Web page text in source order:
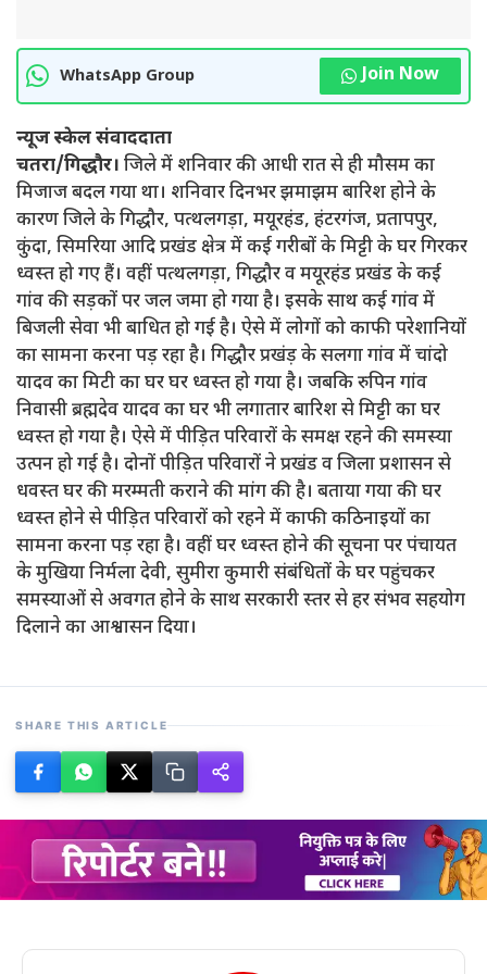
WhatsApp Group Join Now
न्यूज स्केल संवाददाता
चतरा/गिद्धौर। जिले में शनिवार की आधी रात से ही मौसम का
मिजाज बदल गया था। शनिवार दिनभर झमाझम बारिश होने के
कारण जिले के गिद्धौर, पत्थलगड़ा, मयूरहंड, हंटरगंज, प्रतापपुर,
कुंदा, सिमरिया आदि प्रखंड क्षेत्र में कई गरीबों के मिट्टी के घर गिरकर
ध्वस्त हो गए हैं। वहीं पत्थलगड़ा, गिद्धौर व मयूरहंड प्रखंड के कई
गांव की सड़कों पर जल जमा हो गया है। इसके साथ कई गांव में
बिजली सेवा भी बाधित हो गई है। ऐसे में लोगों को काफी परेशानियों
का सामना करना पड़ रहा है। गिद्धौर प्रखंड़ के सलगा गांव में चांदो
यादव का मिटी का घर घर ध्वस्त हो गया है। जबकि रुपिन गांव
निवासी ब्रह्मदेव यादव का घर भी लगातार बारिश से मिट्टी का घर
ध्वस्त हो गया है। ऐसे में पीड़ित परिवारों के समक्ष रहने की समस्या
उत्पन हो गई है। दोनों पीड़ित परिवारों ने प्रखंड व जिला प्रशासन से
धवस्त घर की मरम्मती कराने की मांग की है। बताया गया की घर
ध्वस्त होने से पीड़ित परिवारों को रहने में काफी कठिनाइयों का
सामना करना पड़ रहा है। वहीं घर ध्वस्त होने की सूचना पर पंचायत
के मुखिया निर्मला देवी, सुमीरा कुमारी संबंधितों के घर पहुंचकर
समस्याओं से अवगत होने के साथ सरकारी स्तर से हर संभव सहयोग
दिलाने का आश्वासन दिया।
SHARE THIS ARTICLE